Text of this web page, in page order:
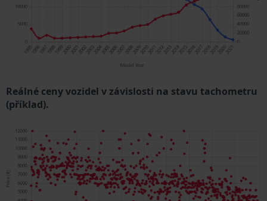
Reálné ceny vozidel v závislosti na stavu tachometru
(příklad).